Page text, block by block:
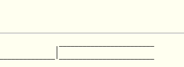
________________________